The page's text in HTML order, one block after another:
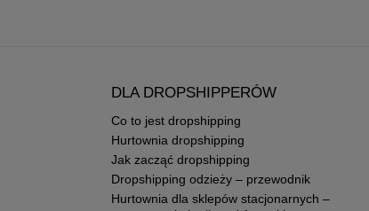
DLA DROPSHIPPERÓW
Co to jest dropshipping
Hurtownia dropshipping
Jak zacząć dropshipping
Dropshipping odzieży – przewodnik
Hurtownia dla sklepów stacjonarnych –